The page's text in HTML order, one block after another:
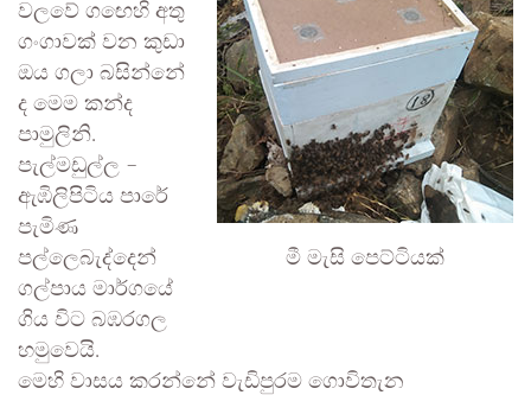
මී මැසි පෙට්ටියක්
වලවේ ගඟෙහි අතු
ගංගාවක් වන කුඩා
ඔය ගලා බසින්නේ
ද මෙම කන්ද
පාමුලිනි.
පැල්මඩුල්ල –
ඇඹිලිපිටිය පාරේ
පැමිණ
පල්ලෙබැද්දෙන්
ගල්පාය මාර්ගයේ
ගිය විට බඹරගල
හමුවෙයි.
මෙහි වාසය කරන්නේ වැඩිපුරම ගොවිතැන